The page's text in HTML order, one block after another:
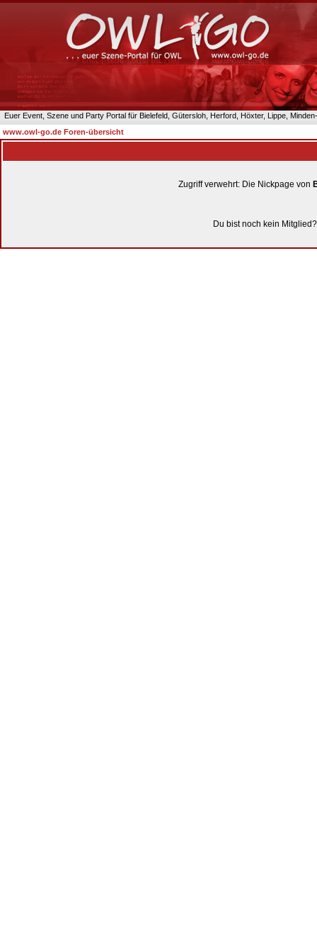
Euer Event, Szene und Party Portal für Bielefeld, Gütersloh, Herford, Höxter, Lippe,
www.owl-go.de Foren-übersicht
Zugriff verwehrt: Die Nickpage von
Du bist noch kein